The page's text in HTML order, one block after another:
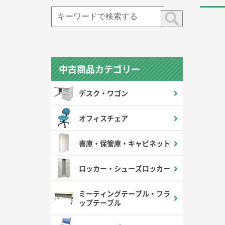
中古商品カテゴリー
デスク・ワゴン
オフィスチェア
書庫・保管庫・キャビネット
ロッカー・シューズロッカー
ミーティングテーブル・フラ
ップテーブル